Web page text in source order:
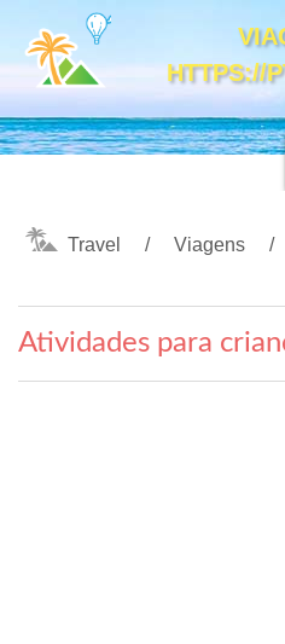
HTTPS://
Travel Viagens
Atividades para